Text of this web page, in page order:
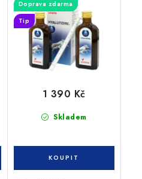
Doprava zdarma
Tip
Skladem
1 390 Kč